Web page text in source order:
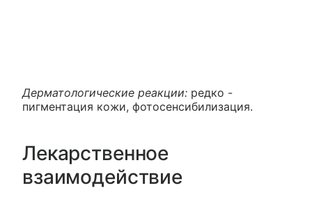
Дерматологические реакции: редко -
пигментация кожи, фотосенсибилизация.
Лекарственное
взаимодействие